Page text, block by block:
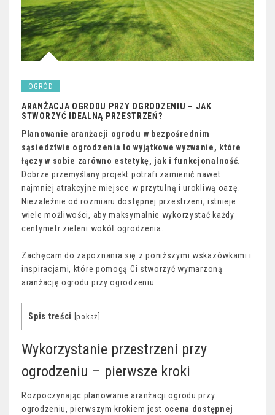
OGRÓD
ARANŻACJA OGRODU PRZY OGRODZENIU – JAK
STWORZYĆ IDEALNĄ PRZESTRZEŃ?
Planowanie aranżacji ogrodu w bezpośrednim
sąsiedztwie ogrodzenia to wyjątkowe wyzwanie, które
łączy w sobie zarówno estetykę, jak i funkcjonalność.
Dobrze przemyślany projekt potrafi zamienić nawet
najmniej atrakcyjne miejsce w przytulną i urokliwą oazę.
Niezależnie od rozmiaru dostępnej przestrzeni, istnieje
wiele możliwości, aby maksymalnie wykorzystać każdy
centymetr zieleni wokół ogrodzenia.
Zachęcam do zapoznania się z poniższymi wskazówkami i
inspiracjami, które pomogą Ci stworzyć wymarzoną
aranżację ogrodu przy ogrodzeniu.
Spis treści [pokaż
Wykorzystanie przestrzeni przy
ogrodzeniu – pierwsze kroki
Rozpoczynając planowanie aranżacji ogrodu przy
ogrodzeniu, pierwszym krokiem jest ocena dostępnej